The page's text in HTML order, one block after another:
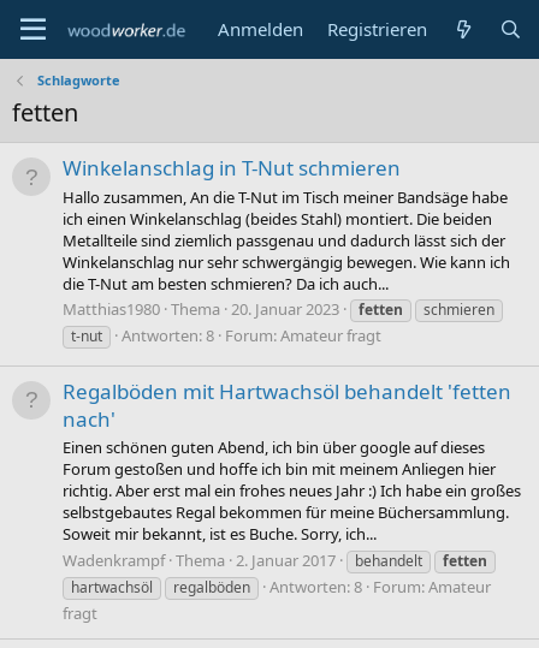
Anmelden Registrieren
Schlagworte
fetten
Winkelanschlag in T-Nut schmieren
Hallo zusammen, An die T-Nut im Tisch meiner Bandsäge habe
ich einen Winkelanschlag (beides Stahl) montiert. Die beiden
Metallteile sind ziemlich passgenau und dadurch lässt sich der
Winkelanschlag nur sehr schwergängig bewegen. Wie kann ich
die T-Nut am besten schmieren? Da ich auch...
Matthias1980 Thema 20. Januar 2023 fetten
schmieren
t-nut
Antworten: 8 Forum:Amateur fragt
Regalböden mit Hartwachsöl behandelt 'fetten
nach'
Einen schönen guten Abend, ich bin über google auf dieses
Forum gestoßen und hoffe ich bin mit meinem Anliegen hier
richtig. Aber erst mal ein frohes neues Jahr :) Ich habe ein großes
selbstgebautes Regal bekommen für meine Büchersammlung.
Soweit mir bekannt, ist es Buche. Sorry, ich...
Wadenkrampf Thema 2. Januar 2017 behandelt
fetten
hartwachsöl
regalböden Antworten: 8 Forum:Amateur
fragt